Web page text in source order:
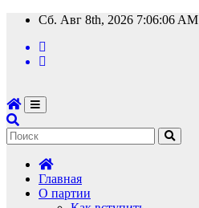
Перейти
содержимому
Сб. Авг 8th, 2026 7:06:07 AM
Главная
О партии